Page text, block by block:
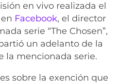
en vivo realizada el
Facebook, el director
serie “The Chosen”,
un adelanto de la
la mencionada serie.
sobre la exención que